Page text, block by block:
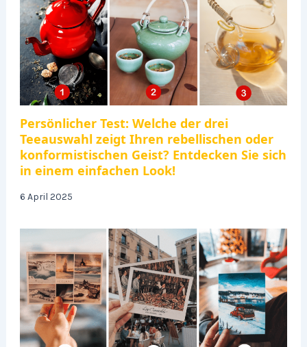
Persönlicher Test: Welche der drei
Teeauswahl zeigt Ihren rebellischen oder
konformistischen Geist? Entdecken Sie sich
in einem einfachen Look!
6 April 2025